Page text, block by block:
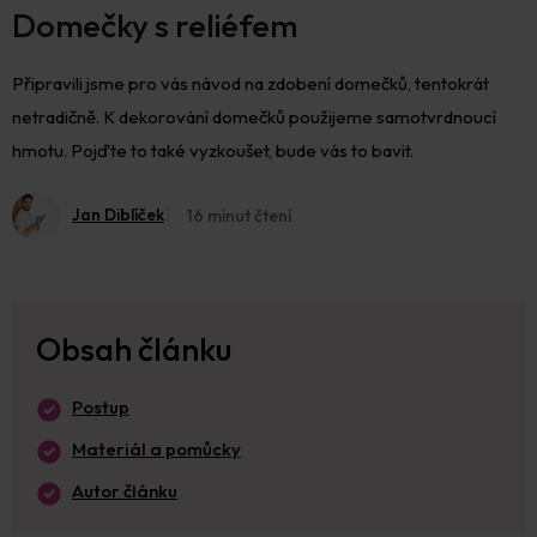
Domečky s reliéfem
Připravili jsme pro vás návod na zdobení domečků, tentokrát
netradičně. K dekorování domečků použijeme samotvrdnoucí
hmotu. Pojďte to také vyzkoušet, bude vás to bavit.
Jan Diblíček 16 minut čtení
Obsah článku
Postup
Materiál a pomůcky
Autor článku